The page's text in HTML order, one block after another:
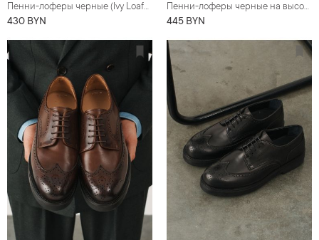
Пенни-лоферы черные (Ivy Loafer)
430 BYN
Пенни-лоферы черные на высокой гладкой подошве
445 BYN